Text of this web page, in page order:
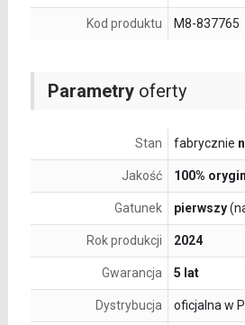
Parametryoferty
Stan fabrycznie
Jakość 100%
Gatunek pierwszy
Rok produkcji 2024
Gwarancja 5 lat
Dystrybucja oficjalna w
Kod produktu M8-837765